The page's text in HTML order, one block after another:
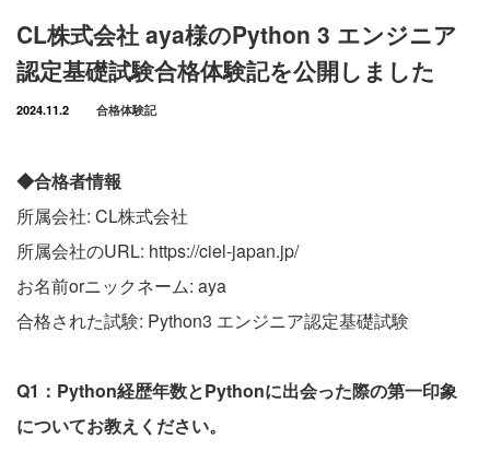
CL株式会社 aya様のPython 3 エンジニア
認定基礎試験合格体験記を公開しました
2024.11.2 合格体験記
◆合格者情報
所属会社: CL株式会社
所属会社のURL: https://ciel-japan.jp/
お名前orニックネーム: aya
合格された試験: Python3 エンジニア認定基礎試験
Q1：Python経歴年数とPythonに出会った際の第一印象
についてお教えください。